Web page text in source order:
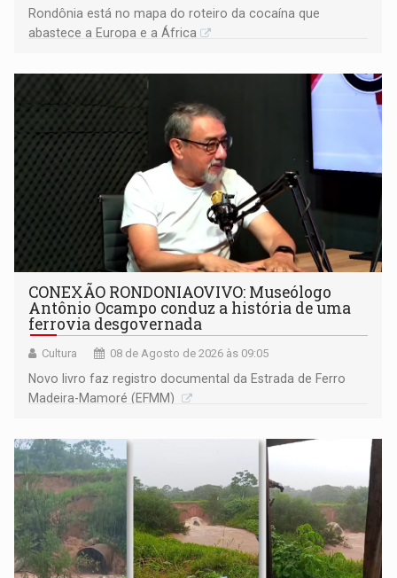
Rondônia está no mapa do roteiro da cocaína que
abastece a Europa e a África
CONEXÃO RONDONIAOVIVO: Museólogo
Antônio Ocampo conduz a história de uma
ferrovia desgovernada
Cultura 08 de Agosto de 2026 às 09:05
Novo livro faz registro documental da Estrada de Ferro
Madeira-Mamoré (EFMM)